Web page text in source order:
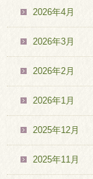
2026年4月
2026年3月
2026年2月
2026年1月
2025年12月
2025年11月